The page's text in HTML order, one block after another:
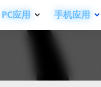
PC应用 手机应用